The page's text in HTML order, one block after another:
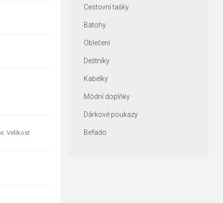
Velikost
Cestovní tašky
Batohy
Oblečení
Deštníky
Kabelky
Módní doplňky
Dárkové poukazy
Befado